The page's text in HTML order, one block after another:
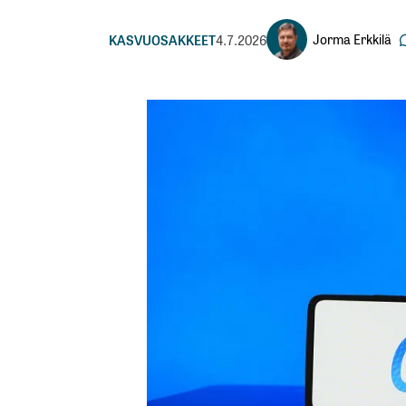
KASVUOSAKKEET4.7.2026 Jorma Erkkilä